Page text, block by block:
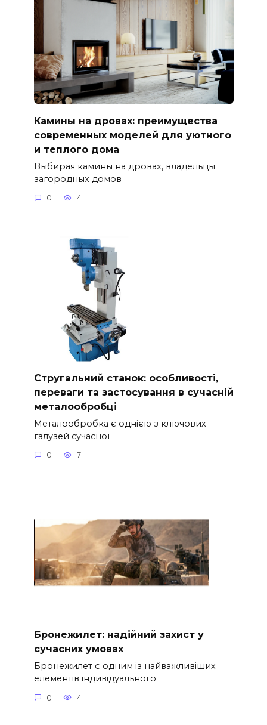
Камины на дровах: преимущества
современных моделей для уютного
и теплого дома
Выбирая камины на дровах, владельцы
загородных домов
0 4
Стругальний станок: особливості,
переваги та застосування в сучасній
металообробці
Металообробка є однією з ключових
галузей сучасної
0 7
Бронежилет: надійний захист у
сучасних умовах
Бронежилет є одним із найважливіших
елементів індивідуального
0 4